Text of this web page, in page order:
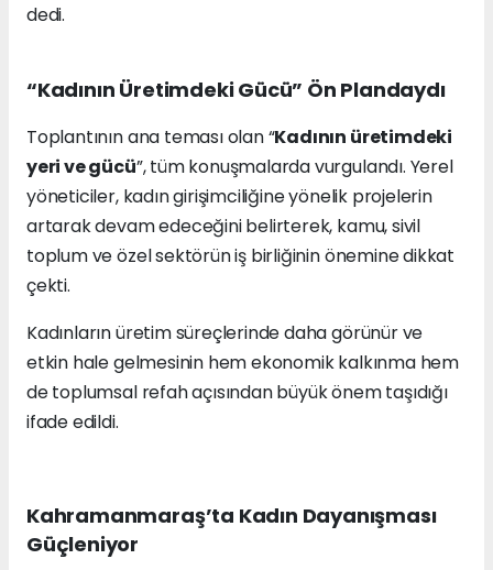
dedi.
“Kadının Üretimdeki Gücü” Ön Plandaydı
Toplantının ana teması olan “Kadının üretimdeki
yeri ve gücü”, tüm konuşmalarda vurgulandı. Yerel
yöneticiler, kadın girişimciliğine yönelik projelerin
artarak devam edeceğini belirterek, kamu, sivil
toplum ve özel sektörün iş birliğinin önemine dikkat
çekti.
Kadınların üretim süreçlerinde daha görünür ve
etkin hale gelmesinin hem ekonomik kalkınma hem
de toplumsal refah açısından büyük önem taşıdığı
ifade edildi.
Kahramanmaraş’ta Kadın Dayanışması
Güçleniyor